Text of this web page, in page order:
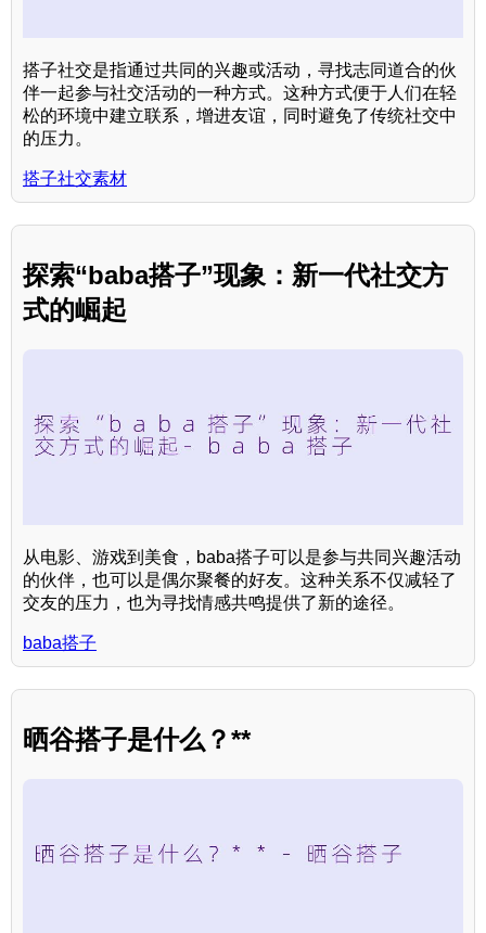
搭子社交是指通过共同的兴趣或活动，寻找志同道合的伙
伴一起参与社交活动的一种方式。这种方式便于人们在轻
松的环境中建立联系，增进友谊，同时避免了传统社交中
的压力。
搭子社交素材
探索“baba搭子”现象：新一代社交方
式的崛起
从电影、游戏到美食，baba搭子可以是参与共同兴趣活动
的伙伴，也可以是偶尔聚餐的好友。这种关系不仅减轻了
交友的压力，也为寻找情感共鸣提供了新的途径。
baba搭子
晒谷搭子是什么？**